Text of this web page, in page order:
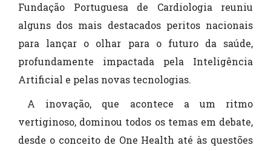
Fundação Portuguesa de Cardiologia reuniu
alguns dos mais destacados peritos nacionais
para lançar o olhar para o futuro da saúde,
profundamente impactada pela Inteligência
Artificial e pelas novas tecnologias.
A inovação, que acontece a um ritmo
vertiginoso, dominou todos os temas em debate,
desde o conceito de One Health até às questões